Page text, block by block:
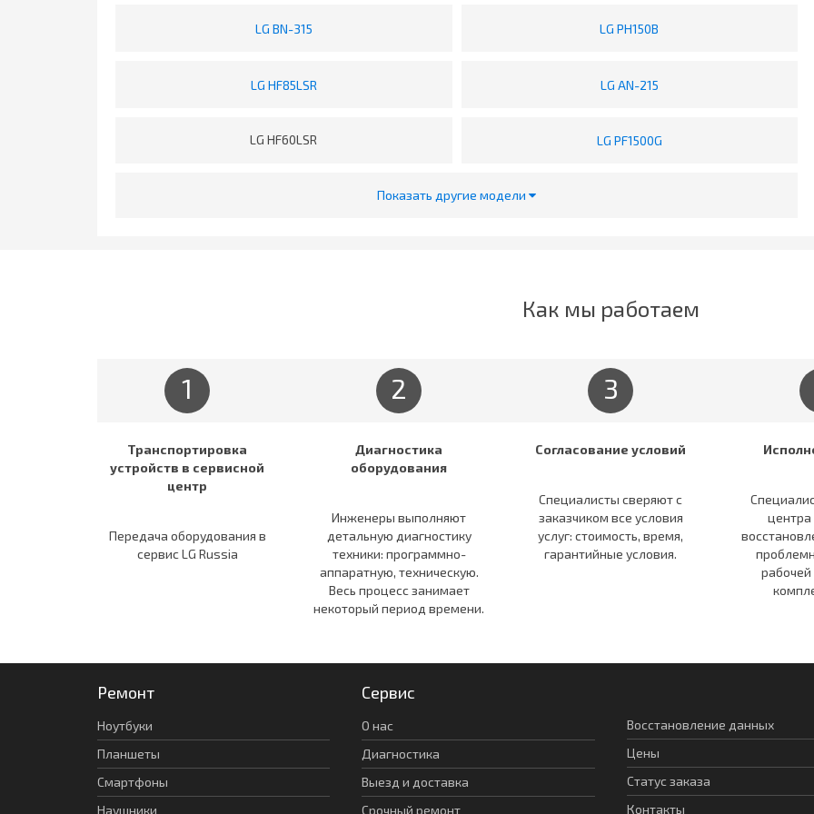
LG BN-315 LG PH150B
LG HF85LSR LG AN-215
LG HF60LSR LG PF1500G
Показать другие модели
Как мы работаем
1
Транспортировка
устройств в сервисной
центр
Передача оборудования в
сервис LG Russia
2
Диагностика
оборудования
Инженеры выполняют
детальную диагностику
техники: программно-
аппаратную, техническую.
Весь процесс занимает
некоторый период времени.
3
Согласование условий
Специалисты сверяют c
заказчиком все условия
услуг: стоимость, время,
гарантийные условия.
центра
Ремонт
Ноутбуки
Планшеты
Смартфоны
Наушники
Сервис
О нас
Диагностика
Выезд и доставка
Срочный ремонт
Восстановление данных
Цены
Статус заказа
Контакты